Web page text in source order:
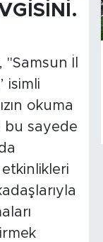
İl
isimli
okuma
bu sayede